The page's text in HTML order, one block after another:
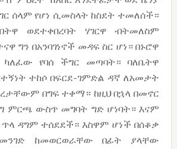
ሰላም የሆነ ሲመስላት ከስደት ተመለሰች።
ወደተቀበረባት ሃገርዋ ብትመለስም
ግን በአንባገነኖች መዳፍ ስር ሆነ። በኑሮዋ
ካለፈው የባሰ ችግር መጣባት። ባለቤትዋ
ተከሶ በፍርደ-ገምድል ዳኛ ለአመታት
በግፍ ተቀማ። ከዚህ በኋላ በመኖር
ምርጫ ውስጥ መግባት ግድ ሆነባት። እናም
ዳግም ተሰደደች። እስዋም ሆነች በሰቆቃ
ከመወርወራቸው በፊት ያላቸው